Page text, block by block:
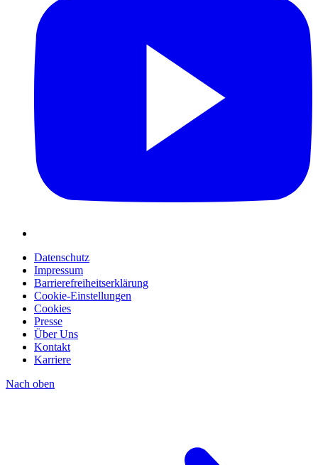
Datenschutz
Impressum
Barrierefreiheitserklärung
Cookie-Einstellungen
Cookies
Presse
Über Uns
Kontakt
Karriere
Nach oben